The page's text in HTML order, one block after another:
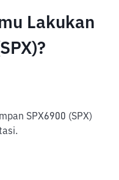
Lakukan
SPX6900 (SPX)